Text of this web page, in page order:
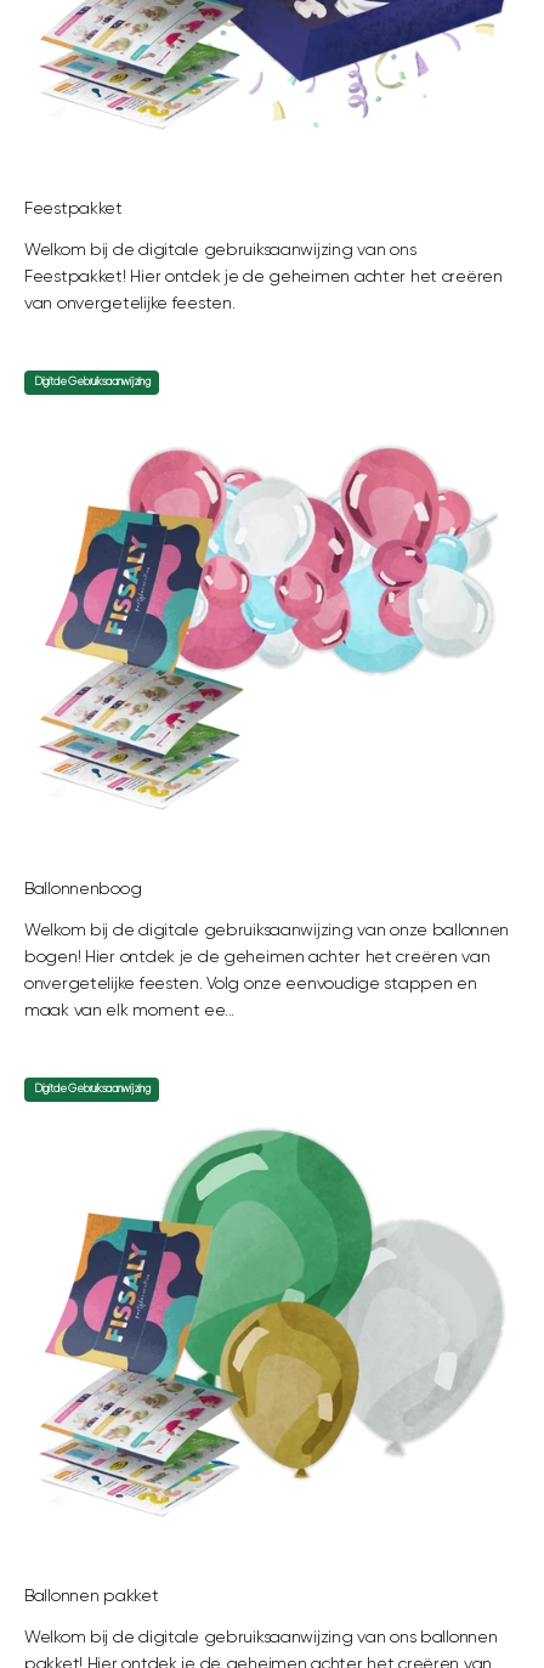
Feestpakket
Welkom bij de digitale gebruiksaanwijzing van ons
Feestpakket! Hier ontdek je de geheimen achter het creëren
van onvergetelijke feesten.
Digitale Gebruiksaanwijzing
Ballonnenboog
Welkom bij de digitale gebruiksaanwijzing van onze ballonnen
bogen! Hier ontdek je de geheimen achter het creëren van
onvergetelijke feesten. Volg onze eenvoudige stappen en
maak van elk moment ee...
Digitale Gebruiksaanwijzing
Ballonnen pakket
Welkom bij de digitale gebruiksaanwijzing van ons ballonnen
pakket! Hier ontdek je de geheimen achter het creëren van